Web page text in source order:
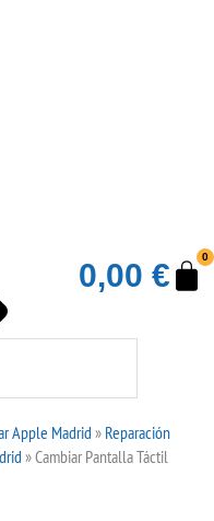
0,00 €
0
Apple Madrid»Reparación
»Cambiar Pantalla Táctil